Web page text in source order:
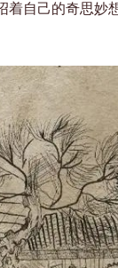
自己的奇思妙想